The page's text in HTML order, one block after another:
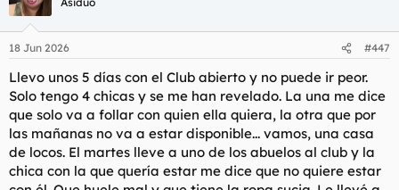
i
e
:
18 Jun 2026 #447
Llevo unos 5 días con el Club abierto y no puede ir peor.
Solo tengo 4 chicas y se me han revelado. La una me dice
que solo va a follar con quien ella quiera, la otra que por
las mañanas no va a estar disponible... vamos, una casa
de locos. El martes lleve a uno de los abuelos al club y la
chica con la que quería estar me dice que no quiere estar